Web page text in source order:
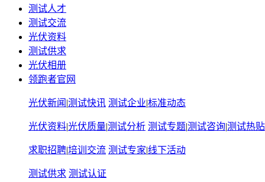
测试人才
测试交流
光伏资料
测试供求
光伏相册
领跑者官网
光伏新闻 |测试快讯 测试企业|标准动态
光伏资料|光伏质量|测试分析 测试专题|测试咨询|测试热贴
求职招聘|培训交流 测试专家|线下活动
测试供求 测试认证